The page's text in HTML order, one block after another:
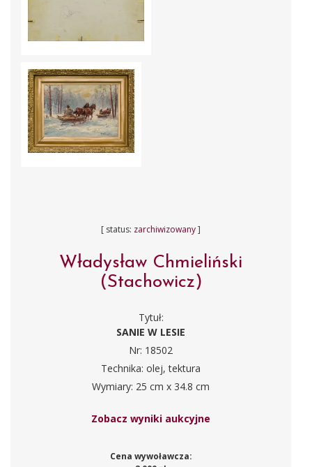
[ status: zarchiwizowany]
Władysław Chmieliński
(Stachowicz)
Tytuł:
SANIE W LESIE
Nr: 18502
Technika: olej, tektura
Wymiary: 25 cm x 34.8 cm
Zobacz wyniki aukcyjne
Cena wywoławcza: